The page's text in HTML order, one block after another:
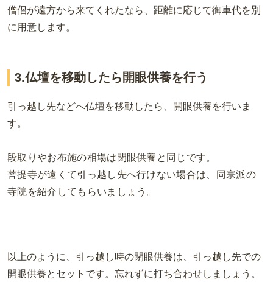
僧侶が遠方から来てくれたなら、距離に応じて御車代を別
に用意します。
3.仏壇を移動したら開眼供養を行う
引っ越し先などへ仏壇を移動したら、開眼供養を行いま
す。
段取りやお布施の相場は閉眼供養と同じです。
菩提寺が遠くて引っ越し先へ行けない場合は、同宗派の
寺院を紹介してもらいましょう。
以上のように、引っ越し時の閉眼供養は、引っ越し先での
開眼供養とセットです。忘れずに打ち合わせしましょう。